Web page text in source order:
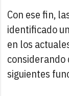
Con ese fin,
identificado
en los
considerando
siguientes